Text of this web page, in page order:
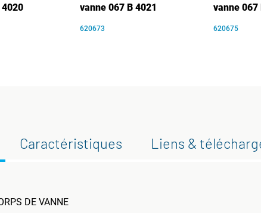
vanne 067 B 4021
620673
vanne 067
620675
Caractéristiques Liens &
DE VANNE